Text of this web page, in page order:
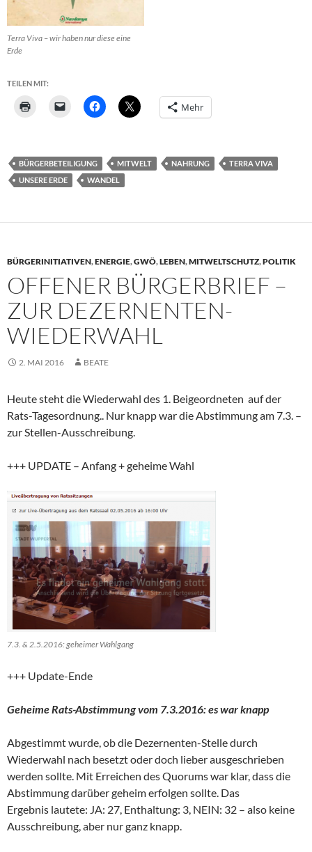
Terra Viva – wir haben nur diese eine
Erde
TEILEN MIT:
Mehr
BÜRGERBETEILIGUNG MITWELT NAHRUNG
TERRA VIVA
UNSERE ERDE
WANDEL
BÜRGERINITIATIVEN,ENERGIE,GWÖ,LEBEN,MITWELTSCHUTZ,POLITIK
OFFENER BÜRGERBRIEF –
ZUR DEZERNENTEN-
WIEDERWAHL
2. MAI 2016 BEATE
Heute steht die Wiederwahl des 1. Beigeordneten auf der
Rats-Tagesordnung.. Nur knapp war die Abstimmung am 7.3. –
zur Stellen-Ausschreibung.
+++ UPDATE – Anfang + geheime Wahl
7.3. & 2.5.2016: geheimer Wahlgang
+++ Update-Ende
Geheime Rats-Abstimmung vom 7.3.2016: es war knapp
Abgestimmt wurde, ob die Dezernenten-Stelle durch
Wiederwahl nach besetzt oder doch lieber ausgeschrieben
werden sollte. Mit Erreichen des Quorums war klar, dass die
Abstimmung darüber geheim erfolgen sollte. Das
Ergebnis lautete: JA: 27, Enthaltung: 3, NEIN: 32 – also keine
Ausschreibung, aber nur ganz knapp.